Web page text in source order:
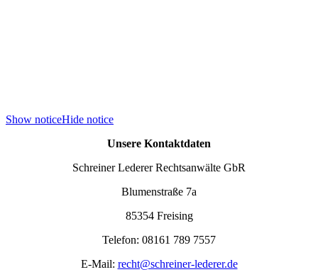
Show noticeHide notice
Unsere Kontaktdaten
Schreiner Lederer Rechtsanwälte GbR
Blumenstraße 7a
85354 Freising
Telefon: 08161 789 7557
E-Mail: recht@schreiner-lederer.de